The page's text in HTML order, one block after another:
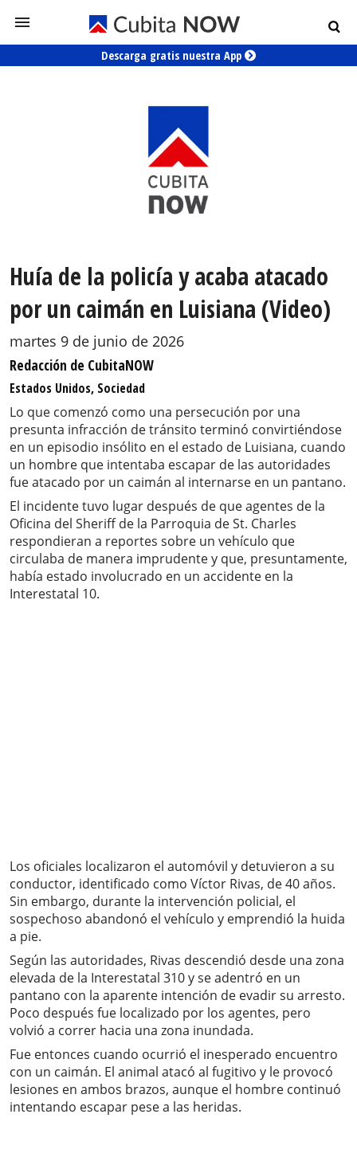
Descarga gratis nuestra App
Huía de la policía y acaba atacado
por un caimán en Luisiana (Video)
martes 9 de junio de 2026
Redacción de CubitaNOW
Estados Unidos, Sociedad
Lo que comenzó como una persecución por una
presunta infracción de tránsito terminó convirtiéndose
en un episodio insólito en el estado de Luisiana, cuando
un hombre que intentaba escapar de las autoridades
fue atacado por un caimán al internarse en un pantano.
El incidente tuvo lugar después de que agentes de la
Oficina del Sheriff de la Parroquia de St. Charles
respondieran a reportes sobre un vehículo que
circulaba de manera imprudente y que, presuntamente,
había estado involucrado en un accidente en la
Interestatal 10.
Los oficiales localizaron el automóvil y detuvieron a su
conductor, identificado como Víctor Rivas, de 40 años.
Sin embargo, durante la intervención policial, el
sospechoso abandonó el vehículo y emprendió la huida
a pie.
Según las autoridades, Rivas descendió desde una zona
elevada de la Interestatal 310 y se adentró en un
pantano con la aparente intención de evadir su arresto.
Poco después fue localizado por los agentes, pero
volvió a correr hacia una zona inundada.
Fue entonces cuando ocurrió el inesperado encuentro
con un caimán. El animal atacó al fugitivo y le provocó
lesiones en ambos brazos, aunque el hombre continuó
intentando escapar pese a las heridas.